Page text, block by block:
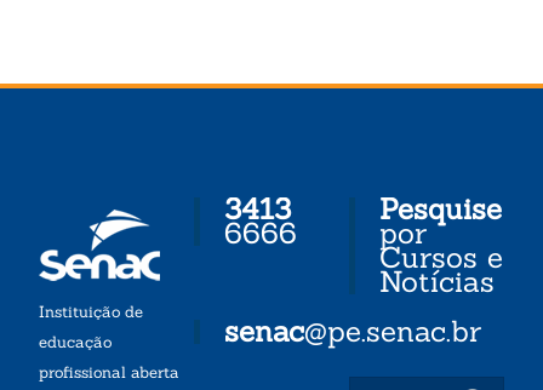
Instituição de
educação
profissional aberta
3413
6666
senac@pe.senac.br
Pesquise
por
Cursos e
Notícias